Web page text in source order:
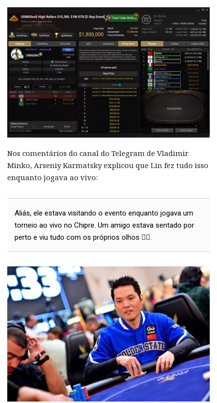
Nos comentários do canal do Telegram de Vladimir
Minko, Arseniy Karmatsky explicou que Lin fez tudo isso
enquanto jogava ao vivo:
Aliás, ele estava visitando o evento enquanto jogava um
torneio ao vivo no Chipre. Um amigo estava sentado por
perto e viu tudo com os próprios olhos 🤷‍♂️.